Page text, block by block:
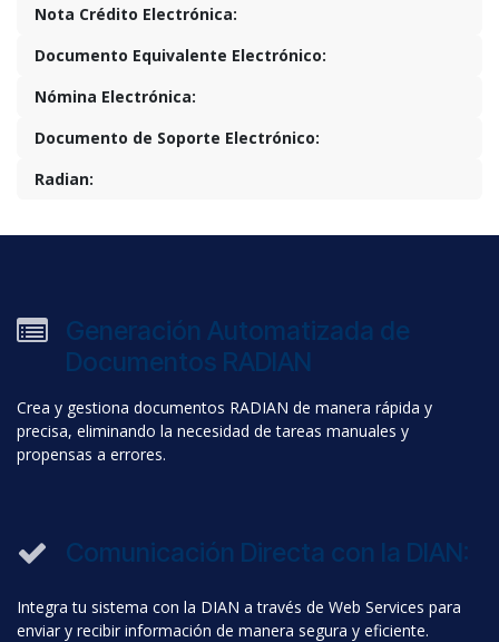
Nota Crédito Electrónica:
Documento Equivalente Electrónico:
Nómina Electrónica:
Documento de Soporte Electrónico:
Radian:
Generación Automatizada de
Documentos RADIAN
Crea y gestiona documentos RADIAN de manera rápida y
precisa, eliminando la necesidad de tareas manuales y
propensas a errores.
Comunicación Directa con la DIAN:
Integra tu sistema con la DIAN a través de Web Services para
enviar y recibir información de manera segura y eficiente.